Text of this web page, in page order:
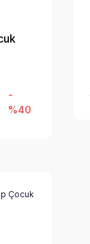
-
%40